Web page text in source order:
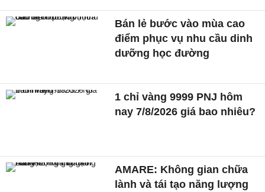
Bán lẻ bước vào mùa cao
điểm phục vụ nhu cầu dinh
dưỡng học đường
1 chỉ vàng 9999 PNJ hôm
nay 7/8/2026 giá bao nhiêu?
AMARE: Không gian chữa
lành và tái tạo năng lượng